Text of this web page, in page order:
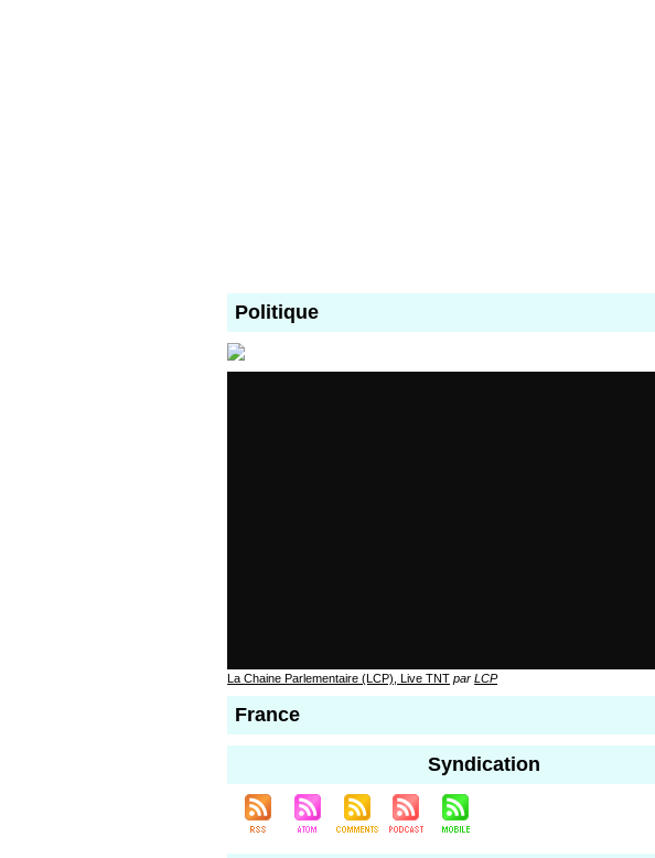
Politique
La Chaine Parlementaire (LCP), Live TNT parLCP
France
Syndication